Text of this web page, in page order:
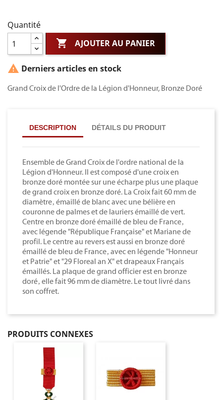
Quantité
 AJOUTER AU PANIER
 Derniers articles en stock
Grand Croix de l'Ordre de la Légion d'Honneur, Bronze Doré
DESCRIPTION DÉTAILS DU PRODUIT
Ensemble de Grand Croix de l'ordre national de la
Légion d'Honneur. Il est composé d'une croix en
bronze doré montée sur une écharpe plus une plaque
de grand croix en bronze doré. La Croix fait 60 mm de
diamètre‚ émaillé de blanc avec une bélière en
couronne de palmes et de lauriers émaillé de vert.
Centre en bronze doré émaillé de bleu de France‚
avec légende "République Française" et Mariane de
profil. Le centre au revers est aussi en bronze doré
émaillé de bleu de France‚ avec en légende "Honneur
et Patrie" et "29 Floreal an X" et drapeaux Français
émaillés. La plaque de grand officier est en bronze
doré‚ elle fait 96 mm de diamètre. Le tout livré dans
son coffret.
PRODUITS CONNEXES